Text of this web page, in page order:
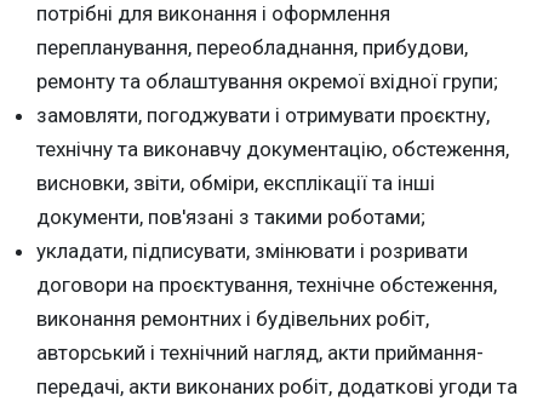
потрібні для виконання і оформлення
перепланування, переобладнання, прибудови,
ремонту та облаштування окремої вхідної групи;
замовляти, погоджувати і отримувати проєктну,
технічну та виконавчу документацію, обстеження,
висновки, звіти, обміри, експлікації та інші
документи, пов'язані з такими роботами;
укладати, підписувати, змінювати і розривати
договори на проєктування, технічне обстеження,
виконання ремонтних і будівельних робіт,
авторський і технічний нагляд, акти приймання-
передачі, акти виконаних робіт, додаткові угоди та